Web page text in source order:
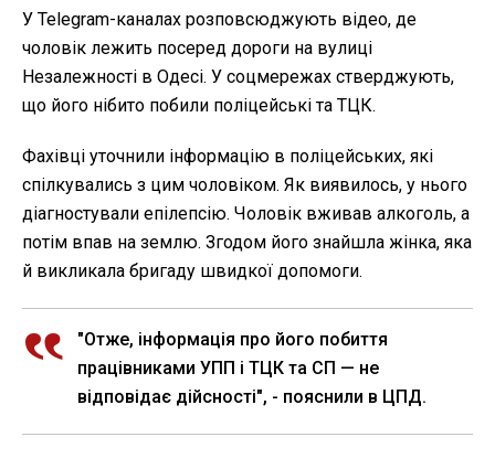
У Telegram-каналах розповсюджують відео, де
чоловік лежить посеред дороги на вулиці
Незалежності в Одесі. У соцмережах стверджують,
що його нібито побили поліцейські та ТЦК.
Фахівці уточнили інформацію в поліцейських, які
спілкувались з цим чоловіком. Як виявилось, у нього
діагностували епілепсію. Чоловік вживав алкоголь, а
потім впав на землю. Згодом його знайшла жінка, яка
й викликала бригаду швидкої допомоги.
"Отже, інформація про його побиття
працівниками УПП і ТЦК та СП — не
відповідає дійсності", - пояснили в ЦПД.